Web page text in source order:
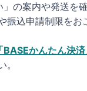
」の案内や発送を
振込申請制限をお
「BASEかんたん決
。